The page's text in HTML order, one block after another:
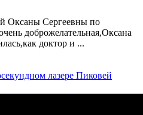
Оксаны Сергеевны по
доброжелательная,Оксана
доктор и ...
лазере Пиковей